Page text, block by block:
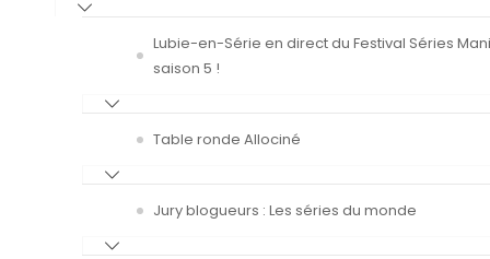
Lubie-en-Série en direct du Festival Séries
saison 5 !
Table ronde Allociné
Jury blogueurs : Les séries du monde